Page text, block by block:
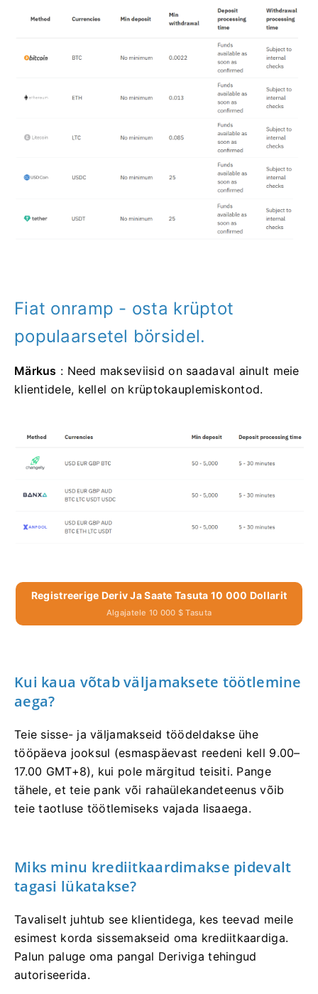
Fiat onramp - osta krüptot
populaarsetel börsidel.
Märkus : Need makseviisid on saadaval ainult meie
klientidele, kellel on krüptokauplemiskontod.
Registreerige Deriv Ja Saate Tasuta 10 000 Dollarit
Algajatele 10 000 $ Tasuta
Kui kaua võtab väljamaksete töötlemine
aega?
Teie sisse- ja väljamakseid töödeldakse ühe
tööpäeva jooksul (esmaspäevast reedeni kell 9.00–
17.00 GMT+8), kui pole märgitud teisiti. Pange
tähele, et teie pank või rahaülekandeteenus võib
teie taotluse töötlemiseks vajada lisaaega.
Miks minu krediitkaardimakse pidevalt
tagasi lükatakse?
Tavaliselt juhtub see klientidega, kes teevad meile
esimest korda sissemakseid oma krediitkaardiga.
Palun paluge oma pangal Deriviga tehingud
autoriseerida.